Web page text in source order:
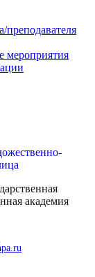
преподавателя
мероприятия
академия